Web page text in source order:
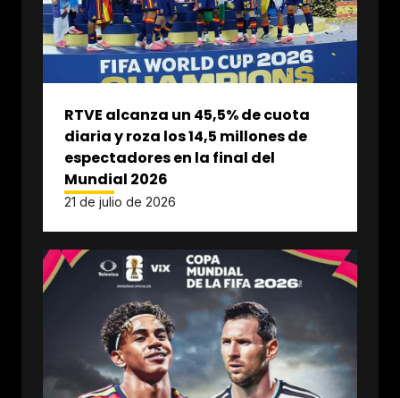
RTVE alcanza un 45,5% de cuota
diaria y roza los 14,5 millones de
espectadores en la final del
Mundial 2026
21 de julio de 2026